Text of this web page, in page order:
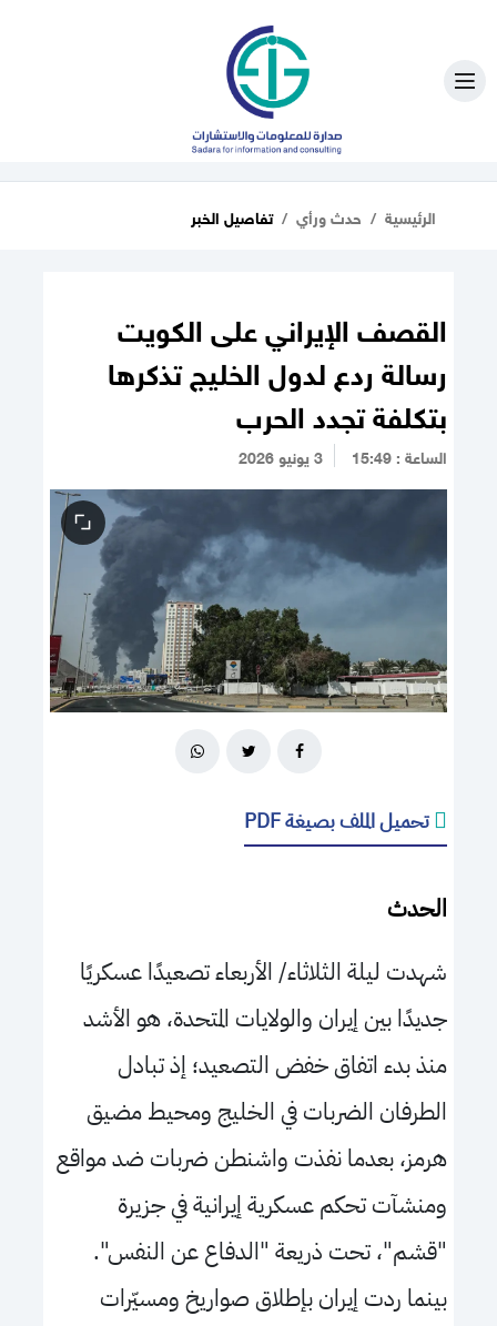
الرئيسية حدث ورأي تفاصيل الخبر
القصف الإيراني على الكويت
رسالة ردع لدول الخليج تذكرها
بتكلفة تجدد الحرب
الساعة : 15:49 3 يونيو 2026
تحميل الملف بصيغة PDF
الحدث
شهدت ليلة الثلاثاء/ الأربعاء تصعيدًا عسكريًا
جديدًا بين إيران والولايات المتحدة، هو الأشد
منذ بدء اتفاق خفض التصعيد؛ إذ تبادل
الطرفان الضربات في الخليج ومحيط مضيق
هرمز، بعدما نفذت واشنطن ضربات ضد مواقع
ومنشآت تحكم عسكرية إيرانية في جزيرة
"قشم"، تحت ذريعة "الدفاع عن النفس".
بينما ردت إيران بإطلاق صواريخ ومسيّرات